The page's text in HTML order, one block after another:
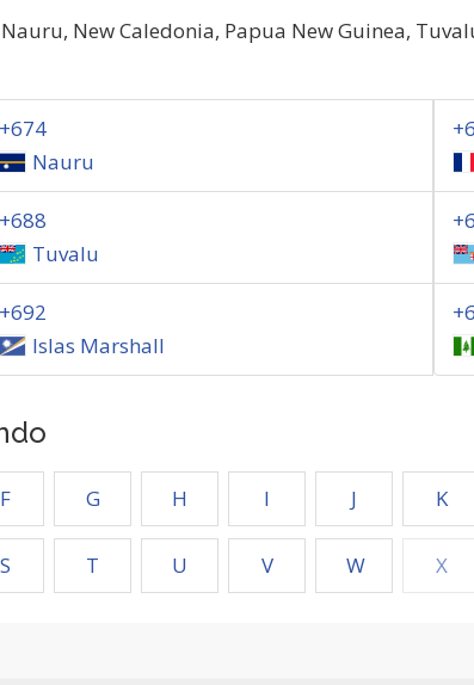
New Caledonia, Papua New Guinea,
+674
Nauru
+688
Tuvalu
+692
Islas Marshall
F G H I J K
S T U V W X